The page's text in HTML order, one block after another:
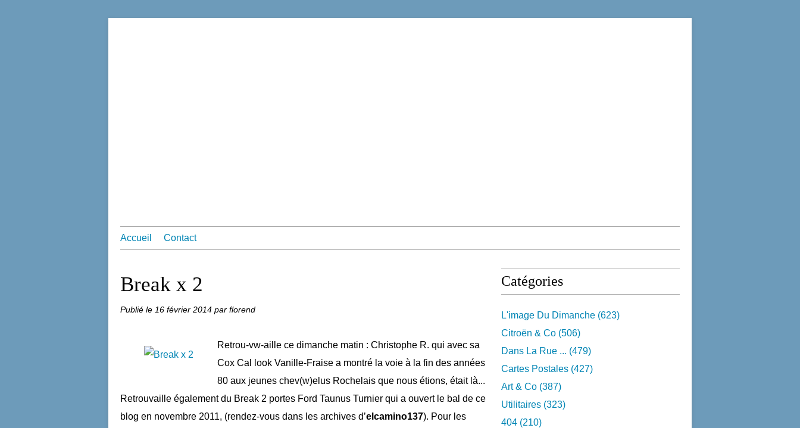
Accueil Contact
Break x 2
Publié le 16 février 2014 par florend
Retrou-vw-aille ce dimanche matin : Christophe R. qui avec sa
Cox Cal look Vanille-Fraise a montré la voie à la fin des années
80 aux jeunes chev(w)elus Rochelais que nous étions, était là...
Retrouvaille également du Break 2 portes Ford Taunus Turnier qui a ouvert le bal de ce
blog en novembre 2011, (rendez-vous dans les archives d’elcamino137). Pour les
Catégories
L'image Du Dimanche (623)
Citroën & Co (506)
Dans La Rue ... (479)
Cartes Postales (427)
Art & Co (387)
Utilitaires (323)
404 (210)